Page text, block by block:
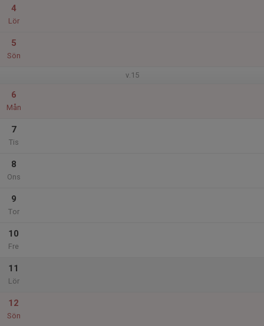
4
Lör
5
Sön
v.15
6
Mån
7
Tis
8
Ons
9
Tor
10
Fre
11
Lör
12
Sön